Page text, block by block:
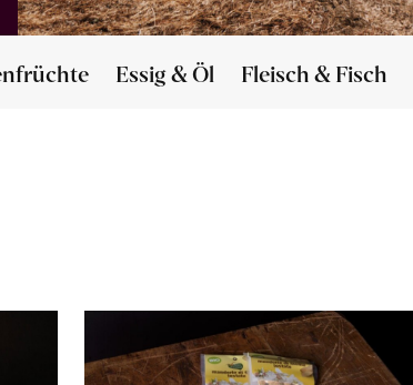
Essig & Öl Fleisch & Fisch